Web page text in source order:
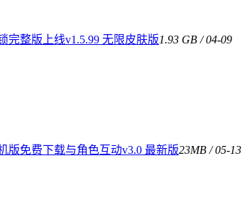
完整版上线v1.5.99 无限皮肤版1.93 GB / 04-09
版免费下载与角色互动v3.0 最新版23MB / 05-13